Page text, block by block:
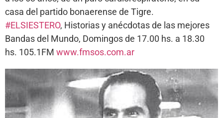
casa del partido bonaerense de Tigre.
#ELSIESTERO, Historias y anécdotas de las mejores
Bandas del Mundo, Domingos de 17.00 hs. a 18.30
hs. 105.1FM www.fmsos.com.ar